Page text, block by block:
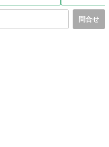
問合せ